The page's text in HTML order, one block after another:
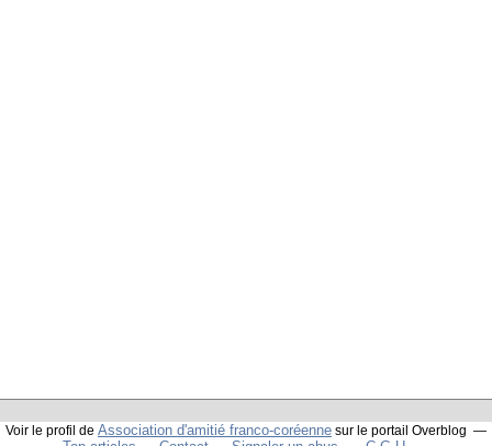
Voir le profil de Association d'amitié franco-coréenne sur le portail Overblog